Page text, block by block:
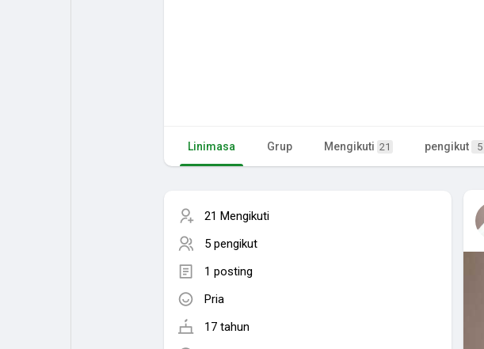
Linimasa Grup Mengikuti 21 pengikut 5
21 Mengikuti
5 pengikut
1 posting
Pria
17 tahun